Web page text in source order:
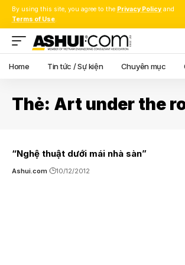
By using this site, you agree to the Privacy Policy and
Terms of Use.
Home Tin tức / Sự kiện Chuyên mục
Thẻ: Art under the
“Nghệ thuật dưới mái nhà sàn”
Ashui.com 10/12/2012